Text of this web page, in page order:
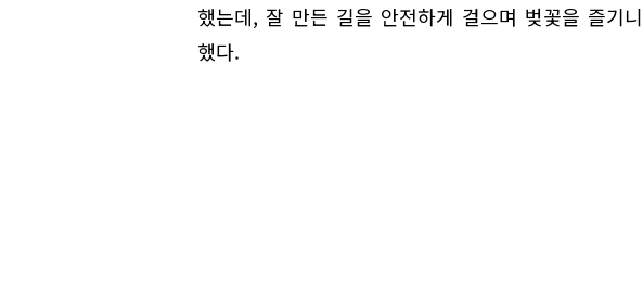
했는데, 잘 만든 길을 안전하게 걸으며 벚꽃을 즐기
했다.